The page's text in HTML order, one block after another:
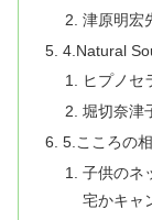
津原明宏
4.Natural
ヒプノセ
堀切奈津
5.こころの
子供のネ
宅かキャ